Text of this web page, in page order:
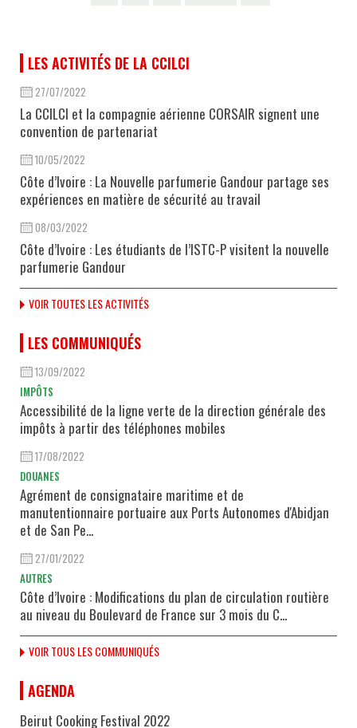
LES ACTIVITÉS DE LA CCILCI
27/07/2022
La CCILCI et la compagnie aérienne CORSAIR signent une
convention de partenariat
10/05/2022
Côte d’Ivoire : La Nouvelle parfumerie Gandour partage ses
expériences en matière de sécurité au travail
08/03/2022
Côte d’Ivoire : Les étudiants de l’ISTC-P visitent la nouvelle
parfumerie Gandour
VOIR TOUTES LES ACTIVITÉS
LES COMMUNIQUÉS
13/09/2022
IMPÔTS
Accessibilité de la ligne verte de la direction générale des
impôts à partir des téléphones mobiles
17/08/2022
DOUANES
Agrément de consignataire maritime et de
manutentionnaire portuaire aux Ports Autonomes d'Abidjan
et de San Pe...
27/01/2022
AUTRES
Côte d’Ivoire : Modifications du plan de circulation routière
au niveau du Boulevard de France sur 3 mois du C...
VOIR TOUS LES COMMUNIQUÉS
AGENDA
Beirut Cooking Festival 2022